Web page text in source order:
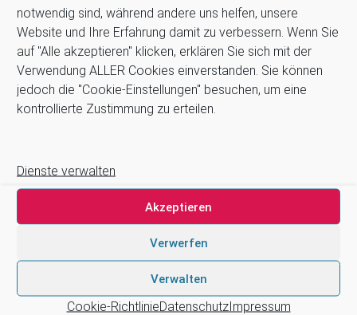
notwendig sind, während andere uns helfen, unsere
Website und Ihre Erfahrung damit zu verbessern. Wenn Sie
auf "Alle akzeptieren" klicken, erklären Sie sich mit der
Verwendung ALLER Cookies einverstanden. Sie können
jedoch die "Cookie-Einstellungen" besuchen, um eine
kontrollierte Zustimmung zu erteilen.
Dienste verwalten
Akzeptieren
Verwerfen
Verwalten
Cookie-RichtlinieDatenschutzImpressum
Tisch (hängende Schläuche)
Peitsche / Schwingbügel
Absaugung
Trockenabsaugung
Name*
Nachname
Nachname